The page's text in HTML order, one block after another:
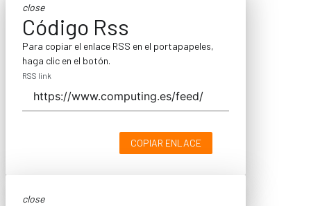
close
Código Rss
Para copiar el enlace RSS en el portapapeles,
haga clic en el botón.
RSS link
COPIAR ENLACE
close